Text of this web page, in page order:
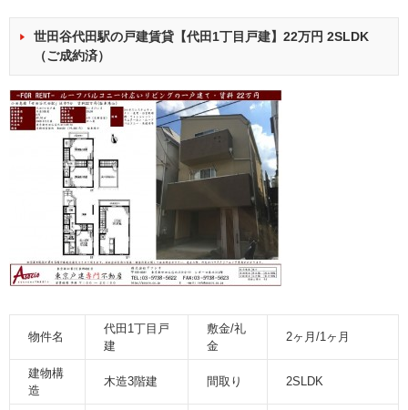
世田谷代田駅の戸建賃貸【代田1丁目戸建】22万円 2SLDK
（ご成約済）
物件名
代田1丁目戸
建
敷金/礼
金
2ヶ月/1ヶ月
建物構
造
木造3階建 間取り 2SLDK